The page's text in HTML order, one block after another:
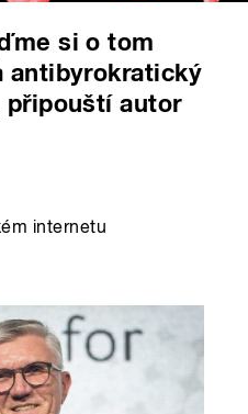
si o tom
antibyrokratický
připouští autor
internetu